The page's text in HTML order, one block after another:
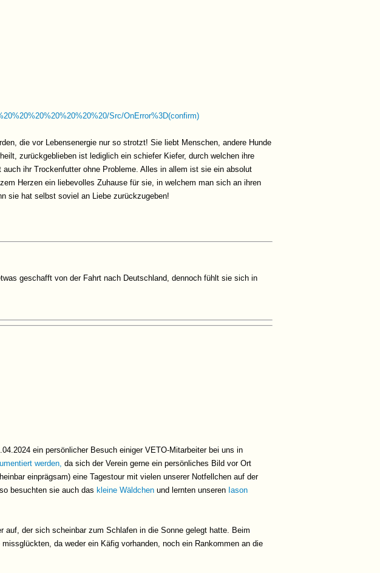
Src/OnError%3D(confirm)
die vor Lebensenergie nur so strotzt! Sie liebt Menschen, andere Hunde
zurückgeblieben ist lediglich ein schiefer Kiefer, durch welchen ihre
ihr Trockenfutter ohne Probleme. Alles in allem ist sie ein absolut
Herzen ein liebevolles Zuhause für sie, in welchem man sich an ihren
sie hat selbst soviel an Liebe zurückzugeben!
geschafft von der Fahrt nach Deutschland, dennoch fühlt sie sich in
ein persönlicher Besuch einiger VETO-Mitarbeiter bei uns in
werden, da sich der Verein gerne ein persönliches Bild vor Ort
einprägsam) eine Tagestour mit vielen unserer Notfellchen auf der
besuchten sie auch das kleine Wäldchen und lernten unseren Iason
der sich scheinbar zum Schlafen in die Sonne gelegt hatte. Beim
missglückten, da weder ein Käfig vorhanden, noch ein Rankommen an die